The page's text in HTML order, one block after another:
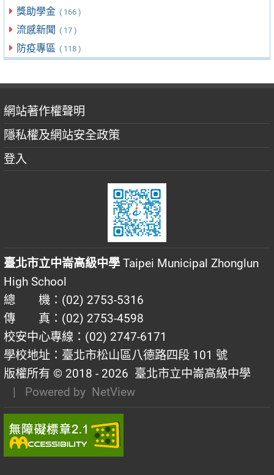
獎助學金 ( 166 )
流感新聞 ( 17 )
防疫專區 ( 118 )
網站著作權聲明
隱私權及網站安全政策
登入
臺北市立中崙高級中學 Taipei Municipal Zhonglun
High School
總 機：(02) 2753-5316
傳 真：(02) 2753-4598
校安中心專線：(02) 2747-6171
學校地址：臺北市松山區八德路四段 101 號
版權所有 © 2018 - 2026 臺北市立中崙高級中學
| Powered by NetView